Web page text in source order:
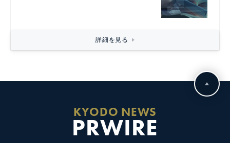
詳細を見る
KYODO NEWS
PRWIRE